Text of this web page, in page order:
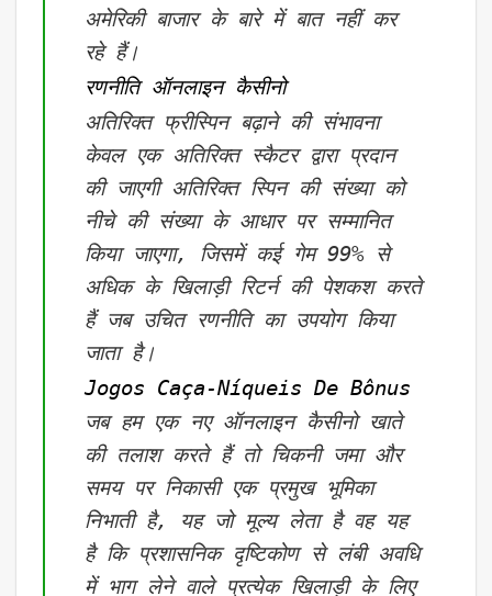
अमेरिकी बाजार के बारे में बात नहीं कर
रहे हैं।
रणनीति ऑनलाइन कैसीनो
अतिरिक्त फ्रीस्पिन बढ़ाने की संभावना
केवल एक अतिरिक्त स्कैटर द्वारा प्रदान
की जाएगी अतिरिक्त स्पिन की संख्या को
नीचे की संख्या के आधार पर सम्मानित
किया जाएगा, जिसमें कई गेम 99% से
अधिक के खिलाड़ी रिटर्न की पेशकश करते
हैं जब उचित रणनीति का उपयोग किया
जाता है।
Jogos Caça-Níqueis De Bônus
जब हम एक नए ऑनलाइन कैसीनो खाते
की तलाश करते हैं तो चिकनी जमा और
समय पर निकासी एक प्रमुख भूमिका
निभाती है, यह जो मूल्य लेता है वह यह
है कि प्रशासनिक दृष्टिकोण से लंबी अवधि
में भाग लेने वाले प्रत्येक खिलाड़ी के लिए